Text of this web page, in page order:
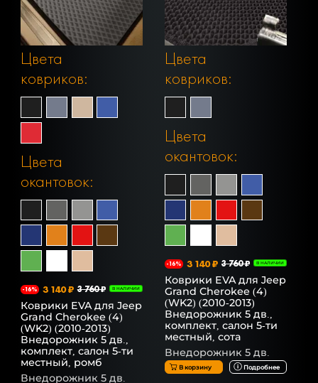
Цвета
ковриков:
Цвета
окантовок:
-16% 3 140 ₽ 3 760 ₽ В НАЛИЧИИ
Коврики EVA для Jeep
Grand Cherokee (4)
(WK2) (2010-2013)
Внедорожник 5 дв.,
комплект, салон 5-ти
местный, ромб
Внедорожник 5 дв.
Цвета
ковриков:
Цвета
окантовок:
-16% 3 140 ₽ 3 760 ₽ В НАЛИЧИИ
Коврики EVA для Jeep
Grand Cherokee (4)
(WK2) (2010-2013)
Внедорожник 5 дв.,
комплект, салон 5-ти
местный, сота
Внедорожник 5 дв.
В корзину Подробнее